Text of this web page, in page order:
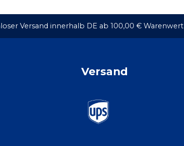
Versand innerhalb DE ab 100,00 € Warenwert
Versand